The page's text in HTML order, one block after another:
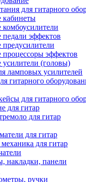
для гитарного
кабинеты
комбоусилители
педали эффектов
предусилители
процессоры эффектов
усилители (головы)
ламповых усилителей
гитарного
для гитарного
для гитар
для гитар
для гитар
для гитар
накладки, панели
ручки